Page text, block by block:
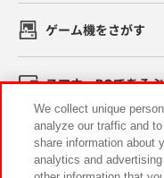
ゲーム機をさがす
スマホ・PCであそぶ
イベント・キャンペ
We collect unique
analyze our traffic and
share information about
analytics and